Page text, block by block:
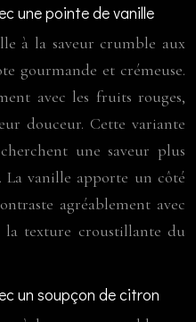
une pointe de vanille
à la saveur crumble aux
gourmande et crémeuse.
avec les fruits rouges,
douceur. Cette variante
une saveur plus
La vanille apporte un côté
agréablement avec
la texture croustillante du
un soupçon de citron